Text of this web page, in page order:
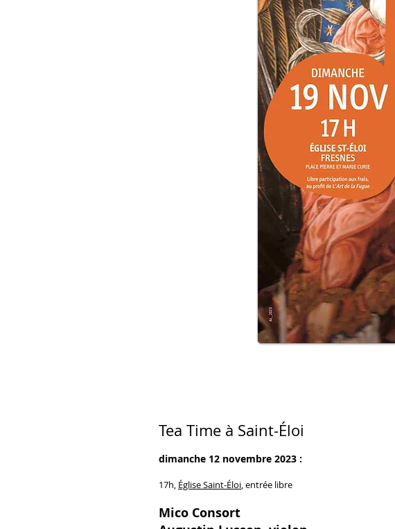
Tea Time à Saint-Éloi
dimanche 12 novembre 2023 :
17h, Église Saint-Éloi, entrée libre
Mico Consort